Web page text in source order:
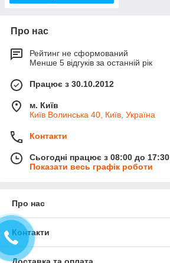
Про нас
Рейтинг не сформований
Менше 5 відгуків за останній рік
Працює з 30.10.2012
м. Київ
Київ Волинська 40, Київ, Україна
Контакти
Сьогодні працює з 08:00 до 17:30
Показати весь графік роботи
Про нас
Контакти